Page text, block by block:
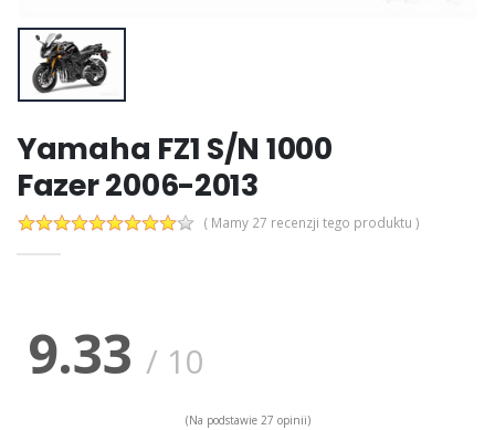
Yamaha FZ1 S/N 1000
Fazer 2006-2013
( Mamy 27 recenzji tego produktu )
9.33 / 10
(Na podstawie 27 opinii)